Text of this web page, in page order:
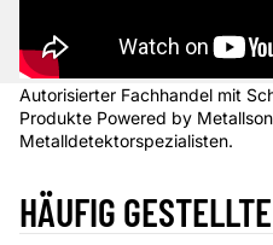
Autorisierter Fachhandel mit
Produkte Powered by
Metalldetektorspezialisten.
HÄUFIG